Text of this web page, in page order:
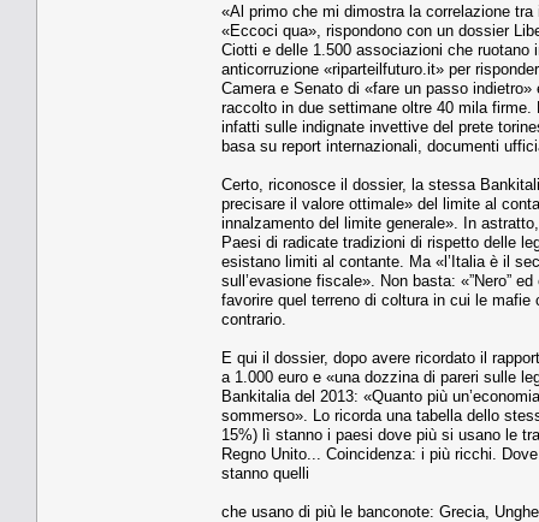
«Al primo che mi dimostra la correlazione
«Eccoci qua», rispondono con un dossier
Ciotti e delle 1.500 associazioni che ruotano
anticorruzione «riparteilfuturo.it» per
Camera e Senato di «fare un passo indietro»
raccolto in due settimane oltre 40 mila
infatti sulle indignate invettive del prete
basa su report internazionali, documenti
Certo, riconosce il dossier, la stessa
precisare il valore ottimale» del limite al
innalzamento del limite generale». In
Paesi di radicate tradizioni di rispetto delle
esistano limiti al contante. Ma «l’Italia è il
sull’evasione fiscale». Non basta: «”Nero”
favorire quel terreno di coltura in cui le
contrario.
E qui il dossier, dopo avere ricordato il
a 1.000 euro e «una dozzina di pareri sulle
Bankitalia del 2013: «Quanto più
sommerso». Lo ricorda una tabella dello
15%) lì stanno i paesi dove più si usano le
Regno Unito... Coincidenza: i più ricchi.
stanno quelli
che usano di più le banconote: Grecia,